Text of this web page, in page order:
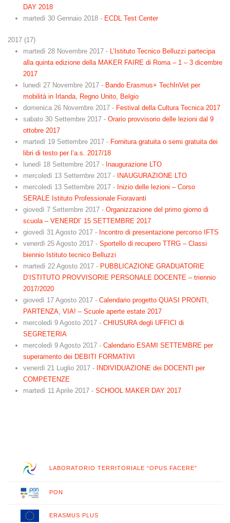
DAY 2018
martedì 30 Gennaio 2018 - ECDL Test Center
2017 (17)
martedì 28 Novembre 2017 -
L’Istituto Tecnico Belluzzi partecipa
alla quinta edizione della MAKER FAIRE di Roma – 1 – 3 dicembre
2017
lunedì 27 Novembre 2017 - Bando Erasmus+ TechInVet per
mobilità in Irlanda, Regno Unito, Belgio
domenica 26 Novembre 2017 - Festival della Cultura Tecnica 2017
sabato 30 Settembre 2017 - Orario provvisorio delle lezioni dal 9
ottobre 2017
martedì 19 Settembre 2017 - Fornitura gratuita o semi gratuita dei
libri di testo per l’a.s. 2017/18
lunedì 18 Settembre 2017 - Inaugurazione LTO
mercoledì 13 Settembre 2017 -
INAUGURAZIONE LTO
mercoledì 13 Settembre 2017 - Inizio delle lezioni – Corso
SERALE Istituto Professionale Fioravanti
giovedì 7 Settembre 2017 - Organizzazione del primo giorno di
scuola – VENERDI’ 15 SETTEMBRE 2017
giovedì 31 Agosto 2017 - Incontro di presentazione percorso IFTS
venerdì 25 Agosto 2017 - Sportello di recupero TTRG – Classi
biennio Istituto tecnico Belluzzi
martedì 22 Agosto 2017 - PUBBLICAZIONE GRADUATORIE
D’ISTITUTO PROVVISORIE PERSONALE DOCENTE – triennio
2017/2020
giovedì 17 Agosto 2017 - Calendario progetto QUASI PRONTI,
PARTENZA, VIA! – Scuole aperte estate 2017
mercoledì 9 Agosto 2017 - CHIUSURA degli UFFICI di
SEGRETERIA
mercoledì 9 Agosto 2017 - Calendario ESAMI SETTEMBRE per
superamento dei DEBITI FORMATIVI
venerdì 21 Luglio 2017 -
INDIVIDUAZIONE dei DOCENTI per
COMPETENZE
martedì 11 Aprile 2017 - SCHOOL MAKER DAY 2017
LABORATORIO TERRITORIALE “OPUS FACERE”
PON
ERASMUS PLUS